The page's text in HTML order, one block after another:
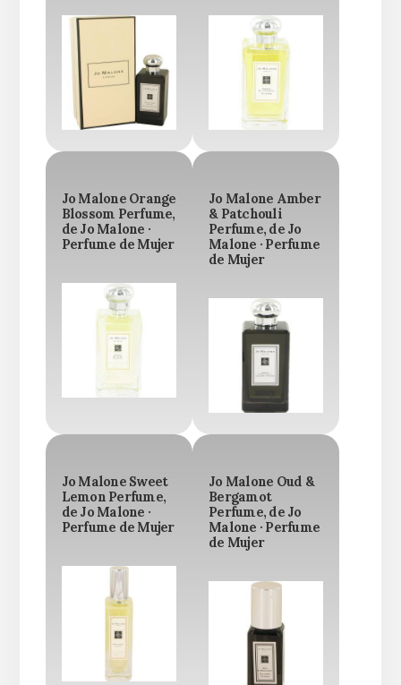
Jo Malone Orange
Blossom Perfume,
de Jo Malone ·
Perfume de Mujer
Jo Malone Amber
& Patchouli
Perfume, de Jo
Malone · Perfume
de Mujer
Jo Malone Sweet
Lemon Perfume,
de Jo Malone ·
Perfume de Mujer
Jo Malone Oud &
Bergamot
Perfume, de Jo
Malone · Perfume
de Mujer